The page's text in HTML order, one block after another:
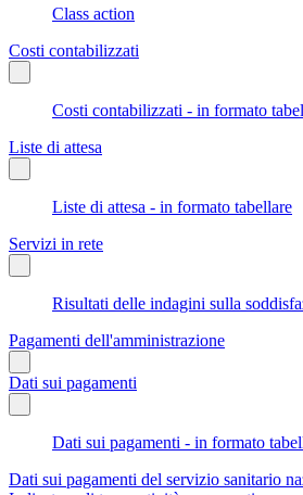
Class action
Costi contabilizzati
Costi contabilizzati - in formato
Liste di attesa
Liste di attesa - in formato tabellare
Servizi in rete
Risultati delle indagini sulla
Pagamenti dell'amministrazione
Dati sui pagamenti
Dati sui pagamenti - in formato
Dati sui pagamenti del servizio sanitario